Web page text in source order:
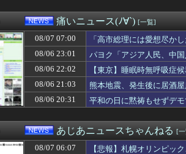
【動画】ピザを食う松本まりかさん、な
海外「コーヒー1杯が6ドルって何なん
【ウマ娘】スキポが増えてきた反面、
【朗報】韓国人「日本のワンルーム、
【朗報】爆胸の気象予報士さん、NHK
≠ME『313,813』 櫻坂46『251,590』←
【金利上昇】年24万円負担増 30代住
年収1500万の父が退職。父「退職金も
ネタで買ったポーションが盗られた報
実家の母が作るキュウリのからし漬けが
中国製ルーター20機種にバックドア、
【悲報】冨安さんのクリスタルパレス
痛いニュース(ﾉ∀`) [一覧]
08/07 07:00
「高市総理には愛想尽か
る」農家も
08/06 23:01
パヨク「アジア人民、中
08/06 22:02
【東京】睡眠時無呼吸症
08/06 21:03
熊本地震、発生後に居酒
08/06 20:31
平和の日に黙祷もせずデ
あじあニュースちゃんねる [
08/07 06:07
【悲報】札幌オリンピッ